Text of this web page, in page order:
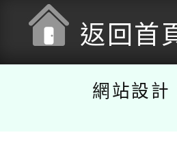
返回首
網站設